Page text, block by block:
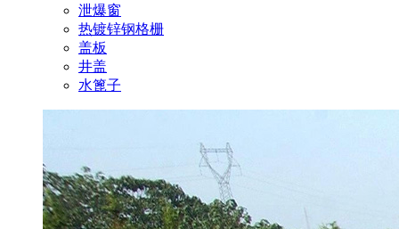
泄爆窗
热镀锌钢格栅
盖板
井盖
水篦子